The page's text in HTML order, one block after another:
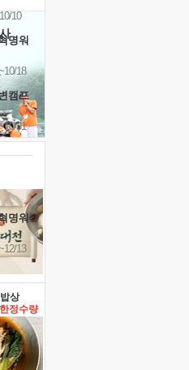
10
명워
18
캠프
31
명워
13
상
한정수량